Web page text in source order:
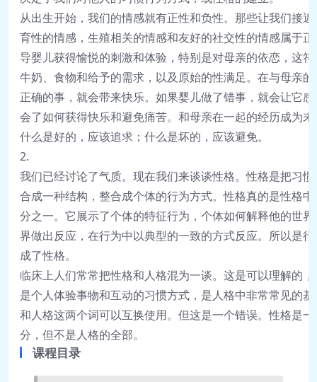
从出生开始 ， 我们的情感就有正性和负性。 那些让我们接近
育性的情感 ， 生殖相关的情感和友好的社交性的情感属于正
导婴儿获得愉悦的刺激和体验 ， 特别是对母亲的依恋 ， 这符
牛奶、 食物和给予的需求 ， 以及原始的性满足。 在与母亲的
正确的事 ， 就会带来快乐。 如果婴儿做了错事 ， 就会让它感
会了如何获得快乐和避免痛苦。 和母亲在一起的经历成为未
什么是好的 ， 应该追求 ； 什么是坏的 ， 应该避免。
2.
我们已经讨论了气质。 现在我们来谈谈性格。性格是把习惯
合成一种结构 ， 整合成个体的行为方式。性格真的是性格中
分之一。 它展示了个体的特征行为 ， 个体如何解释他的世界
界做出反应 ， 在行为中以典型的一致的方式反应。 所以是行
成了性格。
临床上人们常常把性格和人格混为一谈。 这是可以理解的 ，
是个人体验事物和互动的习惯方式 ， 是人格中非常常 见的基
和人格这两个词可以互换使用。 但这是一个错误。性格是一
分 ， 但不是人格的全部。
课程目录